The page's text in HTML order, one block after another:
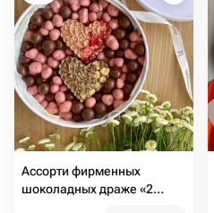
Ассорти фирменных
шоколадных драже «2